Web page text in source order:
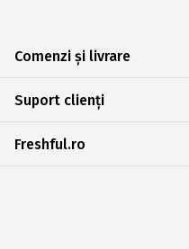
Comenzi și livrare
Suport clienți
Freshful.ro